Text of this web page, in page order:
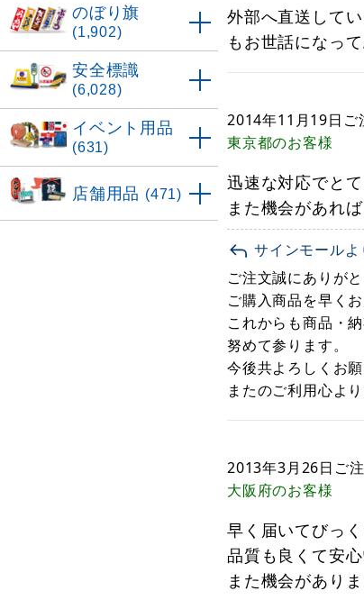
外部へ直送して
もお世話になっ
2014年11月19日 ご
東京都のお客様
迅速な対応でと
また機会があれ
サインモールよ
ご注文誠にありが
ご購入商品を早く
これからも商品・
努めて参ります。
今後共よろしくお願
またのご利用心よ
2013年3月26日 ご
大阪府のお客様
早く届いてびっく
品質も良くて安心
また機会があり
のぼり旗
(1,902)
安全標識
(6,028)
イベント用品
(631)
店舗用品 (471)